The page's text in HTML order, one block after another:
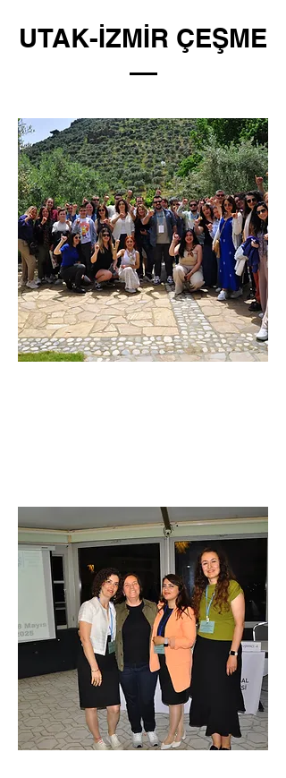
UTAK-İZMİR ÇEŞME